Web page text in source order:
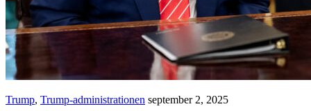
Trump, Trump-administrationen september 2, 2025